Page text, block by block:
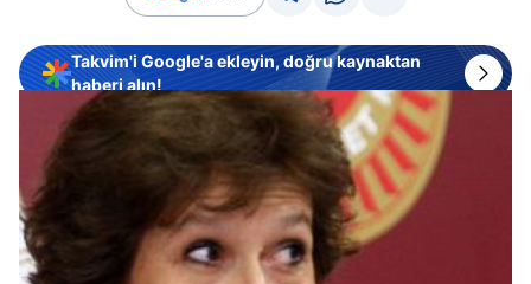
Takvim'i Google'a ekleyin, doğru kaynaktan
haberi alın!